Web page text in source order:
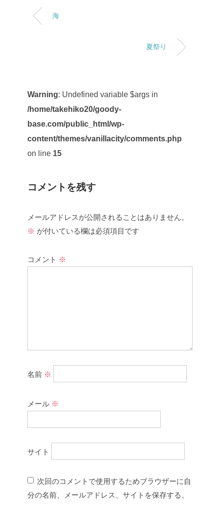
海
夏祭り
Warning: Undefined variable $args in
/home/takehiko20/goody-
base.com/public_html/wp-
content/themes/vanillacity/comments.php
on line 15
コメントを残す
メールアドレスが公開されることはありません。
※ が付いている欄は必須項目です
コメント ※
名前 ※
メール ※
サイト
次回のコメントで使用するためブラウザーに自
分の名前、メールアドレス、サイトを保存する。